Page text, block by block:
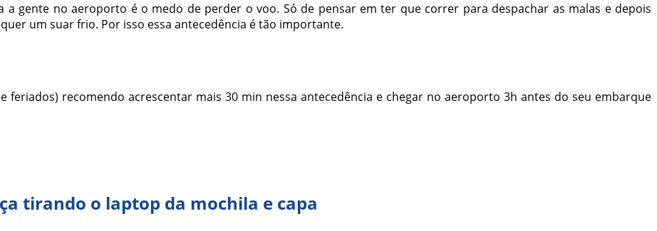
a gente no aeroporto é o medo de perder o voo. Só de pensar em ter que correr para despachar as malas e depois
um suar frio. Por isso essa antecedência é tão importante.
feriados) recomendo acrescentar mais 30 min nessa antecedência e chegar no aeroporto 3h antes do seu embarque
tirando o laptop da mochila e capa